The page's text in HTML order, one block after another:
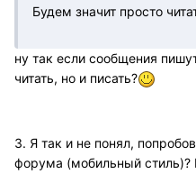
Будем значит просто
ну так если сообщения
читать, но и писать?
3. Я так и не понял,
форума (мобильный стиль)?